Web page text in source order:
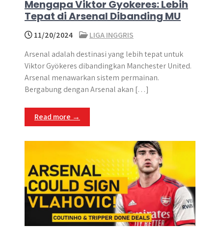
Mengapa Viktor Gyokeres: Lebih
Tepat di Arsenal Dibanding MU
11/20/2024
LIGA INGGRIS
Arsenal adalah destinasi yang lebih tepat untuk
Viktor Gyökeres dibandingkan Manchester United.
Arsenal menawarkan sistem permainan.
Bergabung dengan Arsenal akan […]
Read more →